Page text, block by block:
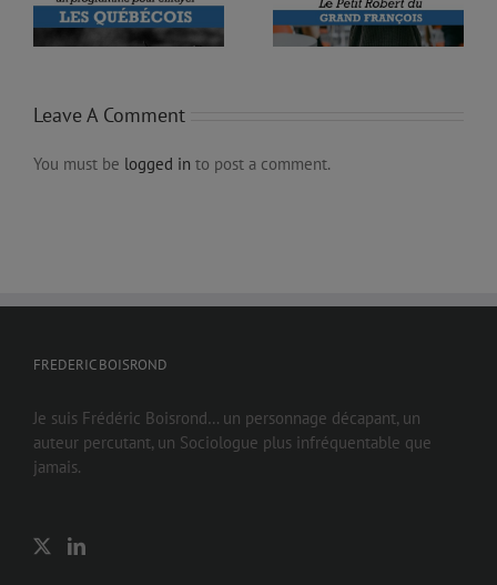
GRAND FRANÇOIS
LENDEMAIN
Leave A Comment
You must be logged in to post a comment.
FREDERIC BOISROND
Je suis Frédéric Boisrond… un personnage décapant, un
auteur percutant, un Sociologue plus infréquentable que
jamais.